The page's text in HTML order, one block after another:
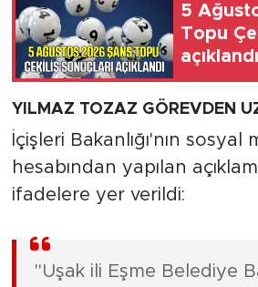
5
Topu
açıklandı
YILMAZ TOZAZ GÖREVDEN
İçişleri Bakanlığı'nın sosyal
hesabından yapılan
ifadelere yer verildi:
"Uşak ili Eşme Belediye